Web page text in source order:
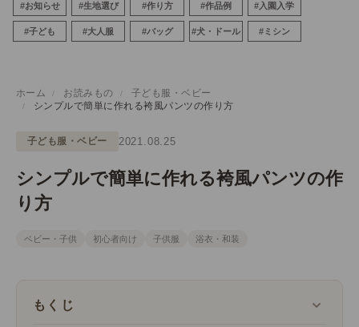
#お知らせ #生地選び #作り方 #作品例 #入園入学
#子ども #大人服 #バッグ #犬・ドール #ミシン
ホーム お読みもの
子ども服・ベビー
シンプルで簡単に作れる袴風パンツの作り方
子ども服・ベビー 2021.08.25
シンプルで簡単に作れる袴風パンツの作
り方
ベビー・子供 初心者向け 子供服 浴衣・和装
もくじ